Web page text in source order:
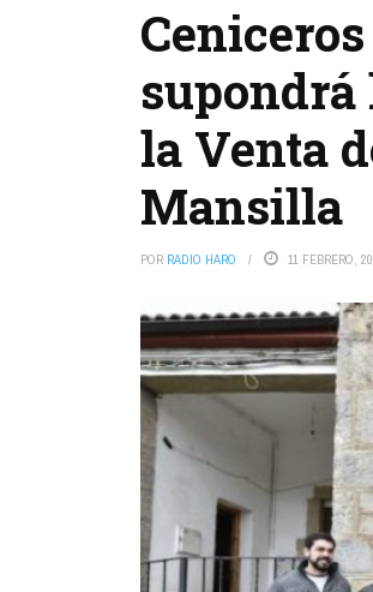
supondrá
la Venta
Mansilla
POR RADIO HARO 11 FEBRERO,